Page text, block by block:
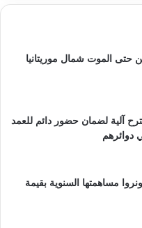
حتى الموت شمال موريتانيا
آلية لضمان حضور دائم للعمد
دوائرهم
مساهمتها السنوية بقيمة